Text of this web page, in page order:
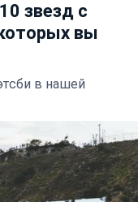
звезд с
вы
в нашей